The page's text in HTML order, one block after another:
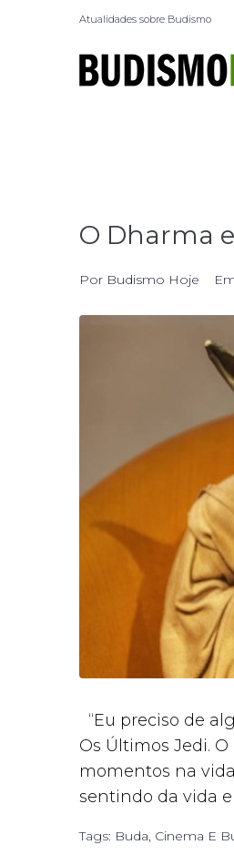
Atualidades sobre Budismo
O Dharma
Por Budismo Hoje
“Eu preciso de
Os Últimos Jedi.
momentos na
sentindo da vida e
Tags: Buda, Cinema E